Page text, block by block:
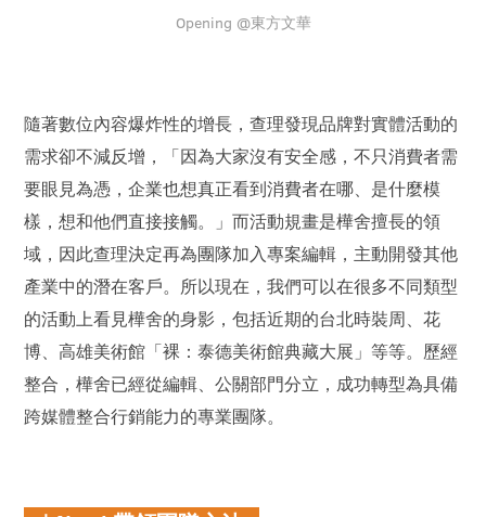
Opening @東方文華
隨著數位內容爆炸性的增長，查理發現品牌對實體活動的
需求卻不減反增，「因為大家沒有安全感，不只消費者需
要眼見為憑，企業也想真正看到消費者在哪、是什麼模
樣，想和他們直接接觸。」而活動規畫是樺舍擅長的領
域，因此查理決定再為團隊加入專案編輯，主動開發其他
產業中的潛在客戶。所以現在，我們可以在很多不同類型
的活動上看見樺舍的身影，包括近期的台北時裝周、花
博、高雄美術館「裸：泰德美術館典藏大展」等等。歷經
整合，樺舍已經從編輯、公關部門分立，成功轉型為具備
跨媒體整合行銷能力的專業團隊。